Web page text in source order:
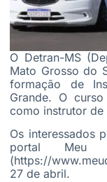
O Detran-MS
Mato Grosso do
formação de
Grande. O
como instrutor de
Os interessados
portal Meu
(https://
27 de abril.